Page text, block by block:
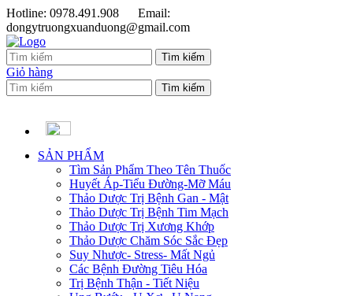
Hotline: 0978.491.908
Email:
dongytruongxuanduong@gmail.com
Giỏ hàng
SẢN PHẨM
Tìm Sản Phẩm Theo Tên Thuốc
Huyết Áp-Tiểu Đường-Mỡ Máu
Thảo Dược Trị Bệnh Gan - Mật
Thảo Dược Trị Bệnh Tim Mạch
Thảo Dược Trị Xương Khớp
Thảo Dược Chăm Sóc Sắc Đẹp
Suy Nhược- Stress- Mất Ngủ
Các Bệnh Đường Tiêu Hóa
Trị Bệnh Thận - Tiết Niệu